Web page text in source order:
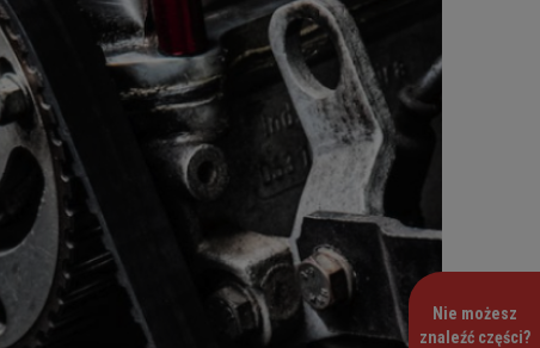
Nie możesz
znaleźć części?